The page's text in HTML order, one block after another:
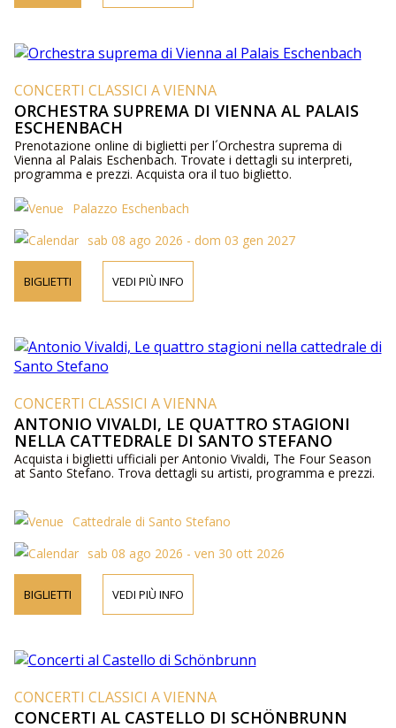
CONCERTI CLASSICI A VIENNA
ORCHESTRA SUPREMA DI VIENNA AL PALAIS
ESCHENBACH
Prenotazione online di biglietti per l´Orchestra suprema di
Vienna al Palais Eschenbach. Trovate i dettagli su interpreti,
programma e prezzi. Acquista ora il tuo biglietto.
Palazzo Eschenbach
sab 08 ago 2026 - dom 03 gen 2027
BIGLIETTI VEDI PIÙ INFO
CONCERTI CLASSICI A VIENNA
ANTONIO VIVALDI, LE QUATTRO STAGIONI
NELLA CATTEDRALE DI SANTO STEFANO
Acquista i biglietti ufficiali per Antonio Vivaldi, The Four Season
at Santo Stefano. Trova dettagli su artisti, programma e prezzi.
Cattedrale di Santo Stefano
sab 08 ago 2026 - ven 30 ott 2026
BIGLIETTI VEDI PIÙ INFO
CONCERTI CLASSICI A VIENNA
CONCERTI AL CASTELLO DI SCHÖNBRUNN